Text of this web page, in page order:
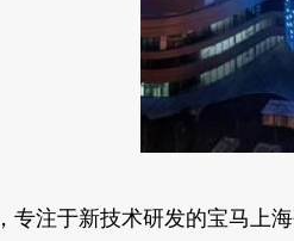
专注于新技术研发的宝马上